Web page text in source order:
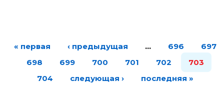
« первая ‹ предыдущая … 696
697
698
699 700 701 702
703
704
следующая › последняя »